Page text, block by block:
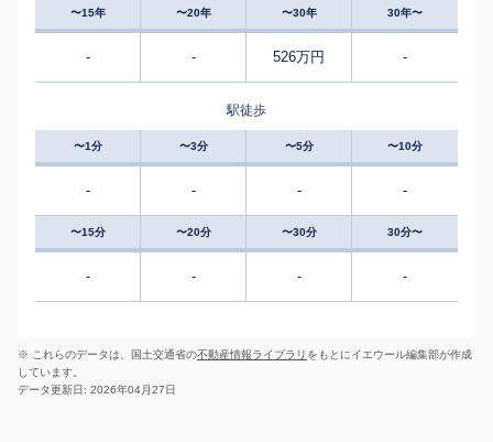
〜15年 〜20年 〜30年 30年〜
- - 526万円 -
駅徒歩
〜1分 〜3分 〜5分 〜10分
- - - -
〜15分 〜20分 〜30分 30分〜
- - - -
※ これらのデータは、国土交通省の不動産情報ライブラリ をもとにイエウール編集部が作成
しています。
データ更新日: 2026年04月27日